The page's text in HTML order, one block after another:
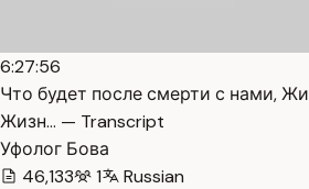
6:27:56
Что будет после смерти с нами,
Жизн… — Transcript
Уфолог Бова
46,133
1 Russian